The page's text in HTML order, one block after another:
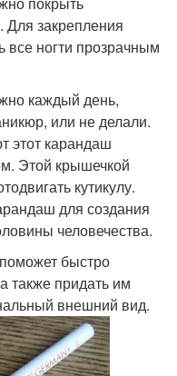
Для закрепления
ногти прозрачным
каждый день,
или не делали.
этот карандаш
Этой крышечкой
кутикулу.
для создания
человечества.
быстро
также придать им
внешний вид.